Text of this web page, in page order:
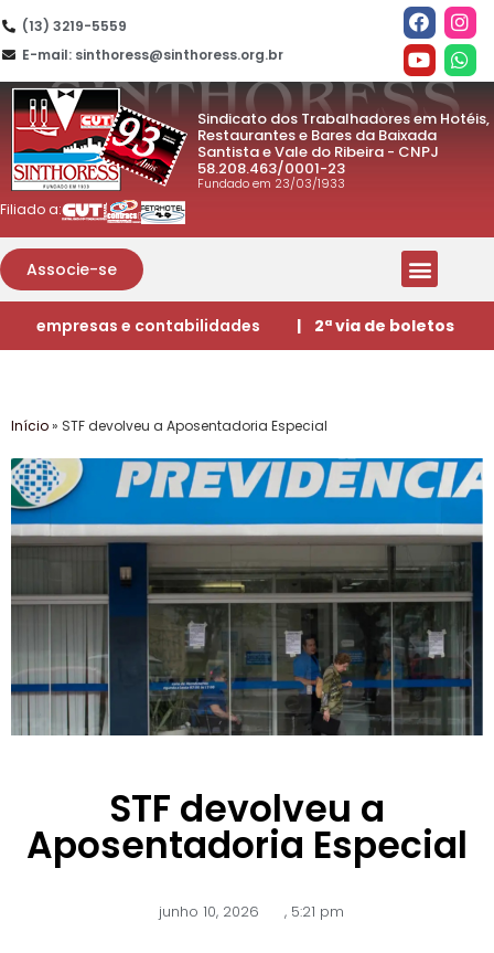
(13) 3219-5559
E-mail: sinthoress@sinthoress.org.br
Sindicato dos Trabalhadores em Hotéis,
Restaurantes e Bares da Baixada
Santista e Vale do Ribeira - CNPJ
58.208.463/0001-23
Fundado em 23/03/1933
Filiado a:
Associe-se
empresas e contabilidades | 2ª via de boletos
Início» STF devolveu a Aposentadoria Especial
STF devolveu a
Aposentadoria Especial
junho 10, 2026 , 5:21 pm